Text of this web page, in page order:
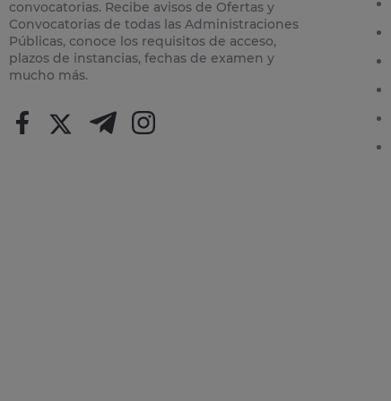
convocatorias. Recibe avisos de Ofertas y
Convocatorias de todas las Administraciones
Públicas, conoce los requisitos de acceso,
plazos de instancias, fechas de examen y
mucho más.